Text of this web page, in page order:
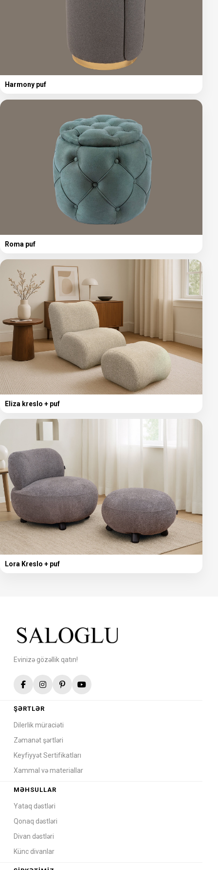
Harmony puf
Roma puf
Eliza kreslo + puf
Lora Kreslo + puf
Evinizə gözəllik qatın!
ŞƏRTLƏR
Dilerlik müraciəti
Zəmanət şərtləri
Keyfiyyət Sertifikatları
Xammal və materiallar
MƏHSULLAR
Yataq dəstləri
Qonaq dəstləri
Divan dəstləri
Künc divanlar